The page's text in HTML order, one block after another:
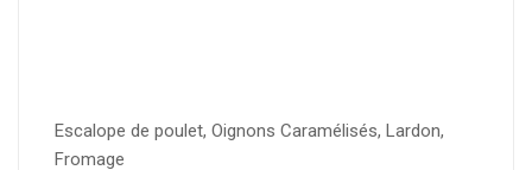
Escalope de poulet, Oignons Caramélisés, Lardon,
Fromage